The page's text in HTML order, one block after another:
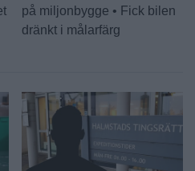
på miljonbygge • Fick bilen
dränkt i målarfärg